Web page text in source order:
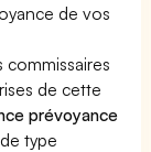
de vos
de cette
prévoyance
type